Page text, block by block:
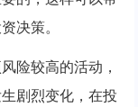
决策。
险较高的活动，
剧烈变化，在投